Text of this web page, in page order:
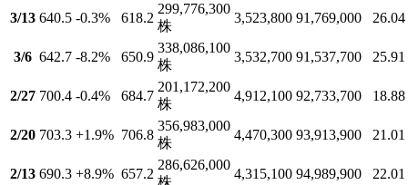
3/13 640.5 -0.3% 618.2
299,776,300
株
3,523,800 91,769,000 26.04
3/6 642.7 -8.2% 650.9
338,086,100
株
3,532,700 91,537,700 25.91
2/27 700.4 -0.4% 684.7
201,172,200
株
4,912,100 92,733,700 18.88
2/20 703.3 +1.9% 706.8
356,983,000
株
4,470,300 93,913,900 21.01
2/13 690.3 +8.9% 657.2
286,626,000
4,315,100 94,989,900 22.01